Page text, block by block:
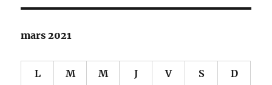
mars 2021
L M M J V S D